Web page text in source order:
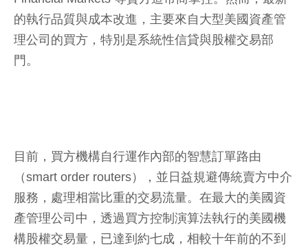
的執行品質與成本改進，主要來自大型美國資產管
理公司的買方，特別是系統性信貸與股權交易部
門。
目前，買方機構自行運作內部的智慧訂單路由
（smart order routers），並日益規避傳統賣方中介
服務，處理相當比重的交易流量。在最大的美國資
產管理公司中，透過買方控制演算法執行的美國機
構股權交易量，已達到約七成，相較十年前的不到